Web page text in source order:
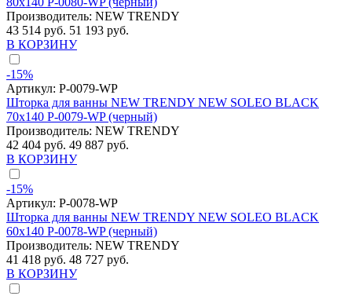
Производитель: NEW TRENDY
43 514 руб. 51 193 руб.
В КОРЗИНУ
-15%
Артикул: P-0079-WP
Шторка для ванны NEW TRENDY NEW SOLEO BLACK
70x140 P-0079-WP (черный)
Производитель: NEW TRENDY
42 404 руб. 49 887 руб.
В КОРЗИНУ
-15%
Артикул: P-0078-WP
Шторка для ванны NEW TRENDY NEW SOLEO BLACK
60x140 P-0078-WP (черный)
Производитель: NEW TRENDY
41 418 руб. 48 727 руб.
В КОРЗИНУ